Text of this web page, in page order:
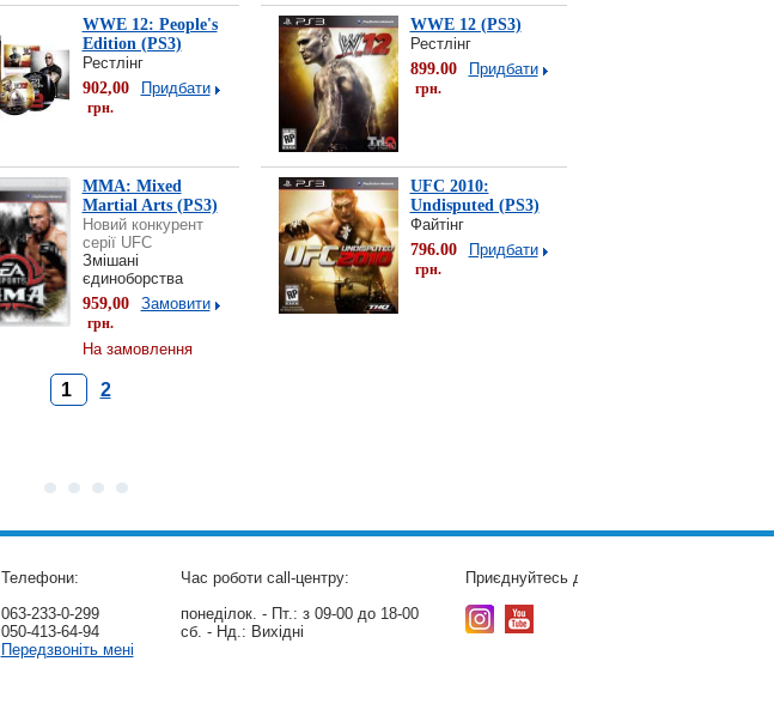
WWE 12: People's
Edition (PS3)
Рестлінг
902,00
грн.
Придбати
WWE 12 (PS3)
Рестлінг
899.00
грн.
Придбати
MMA: Mixed
Martial Arts (PS3)
Новий конкурент
серії UFC
Змішані
єдиноборства
959,00
грн.
Замовити
На замовлення
UFC 2010:
Undisputed (PS3)
Файтінг
796.00
грн.
Придбати
1 2
Телефони:
063-233-0-299
050-413-64-94
Передзвоніть мені
Час роботи call-центру:
понеділок. - Пт.: з 09-00 до 18-00
сб. - Нд.: Вихідні
Приєднуйтесь до нас: